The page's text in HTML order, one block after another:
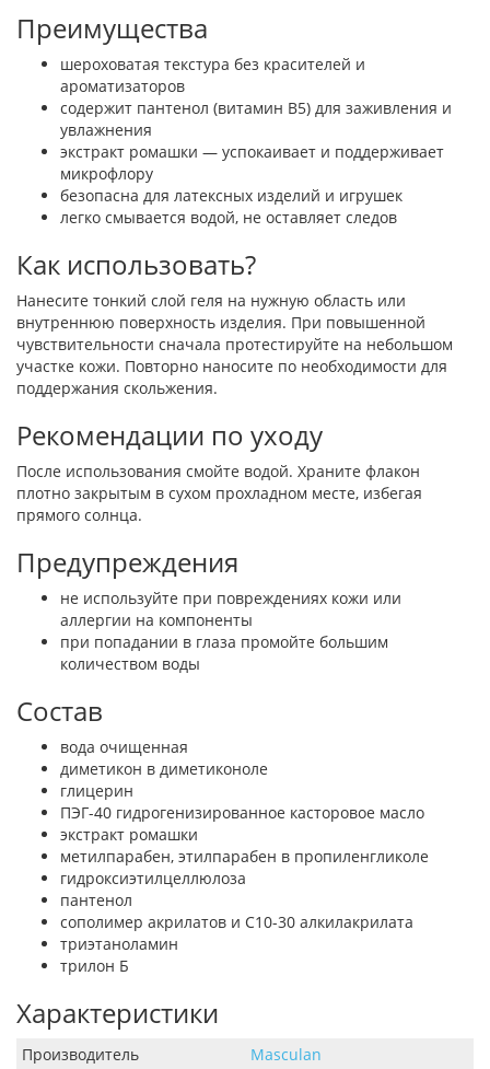
Преимущества
шероховатая текстура без красителей и
ароматизаторов
содержит пантенол (витамин B5) для заживления и
увлажнения
экстракт ромашки — успокаивает и поддерживает
микрофлору
безопасна для латексных изделий и игрушек
легко смывается водой, не оставляет следов
Как использовать?
Нанесите тонкий слой геля на нужную область или
внутреннюю поверхность изделия. При повышенной
чувствительности сначала протестируйте на небольшом
участке кожи. Повторно наносите по необходимости для
поддержания скольжения.
Рекомендации по уходу
После использования смойте водой. Храните флакон
плотно закрытым в сухом прохладном месте, избегая
прямого солнца.
Предупреждения
не используйте при повреждениях кожи или
аллергии на компоненты
при попадании в глаза промойте большим
количеством воды
Состав
вода очищенная
диметикон в диметиконоле
глицерин
ПЭГ-40 гидрогенизированное касторовое масло
экстракт ромашки
метилпарабен, этилпарабен в пропиленгликоле
гидроксиэтилцеллюлоза
пантенол
сополимер акрилатов и C10-30 алкилакрилата
триэтаноламин
трилон Б
Характеристики
Производитель Masculan